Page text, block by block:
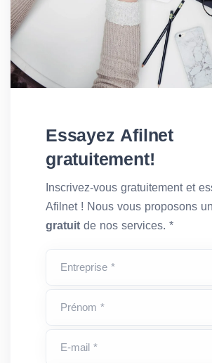
Essayez Afilnet
gratuitement!
Inscrivez-vous gratuitement et
Afilnet ! Nous vous proposons un
gratuit de nos services. *
Entreprise *
Prénom *
E-mail *